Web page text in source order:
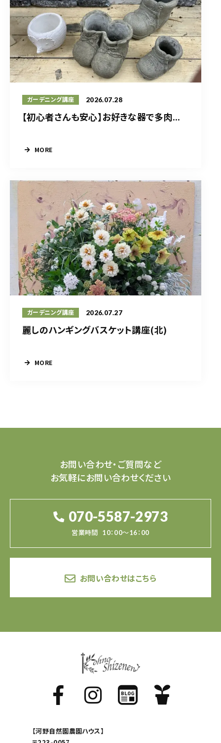
ガーデニング講座 2026.07.28
【初心者さんも安心】お好きな器で多肉...
MORE
ガーデニング講座 2026.07.27
麗しのハンギングバスケット講座(北)
MORE
お問い合わせ・ご質問など
お気軽にお問い合わせください
070-5587-2973
営業時間 10：00～16：00
お問い合わせはこちら
【河野自然園農園ハウス】